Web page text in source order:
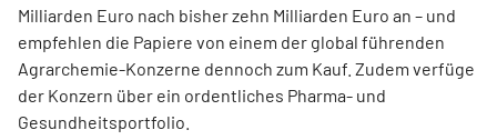
Milliarden Euro nach bisher zehn Milliarden Euro an – und
empfehlen die Papiere von einem der global führenden
Agrarchemie-Konzerne dennoch zum Kauf. Zudem verfüge
der Konzern über ein ordentliches Pharma- und
Gesundheitsportfolio.